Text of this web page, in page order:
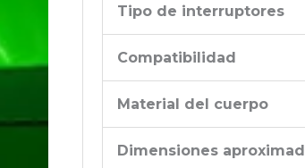
Tipo de interruptores
Compatibilidad
Material del cuerpo
Dimensiones